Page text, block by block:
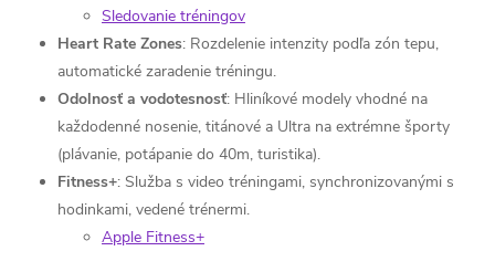
Sledovanie tréningov
Heart Rate Zones: Rozdelenie intenzity podľa zón tepu,
automatické zaradenie tréningu.
Odolnosť a vodotesnosť: Hliníkové modely vhodné na
každodenné nosenie, titánové a Ultra na extrémne športy
(plávanie, potápanie do 40m, turistika).
Fitness+: Služba s video tréningami, synchronizovanými s
hodinkami, vedené trénermi.
Apple Fitness+